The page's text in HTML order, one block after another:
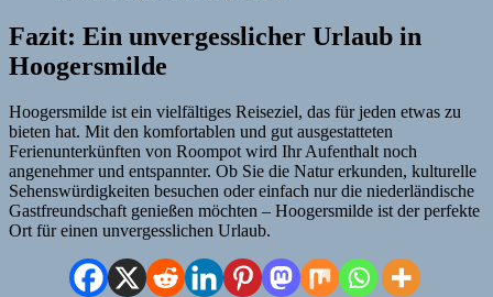
Fazit: Ein unvergesslicher Urlaub in
Hoogersmilde
Hoogersmilde ist ein vielfältiges Reiseziel, das für jeden etwas zu
bieten hat. Mit den komfortablen und gut ausgestatteten
Ferienunterkünften von Roompot wird Ihr Aufenthalt noch
angenehmer und entspannter. Ob Sie die Natur erkunden, kulturelle
Sehenswürdigkeiten besuchen oder einfach nur die niederländische
Gastfreundschaft genießen möchten – Hoogersmilde ist der perfekte
Ort für einen unvergesslichen Urlaub.